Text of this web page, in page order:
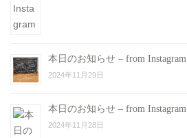
本日のお知らせ – from Instagram
2024年11月29日
本日のお知らせ – from Instagram
2024年11月28日